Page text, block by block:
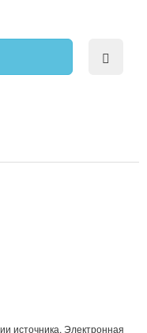
источника. Электронная